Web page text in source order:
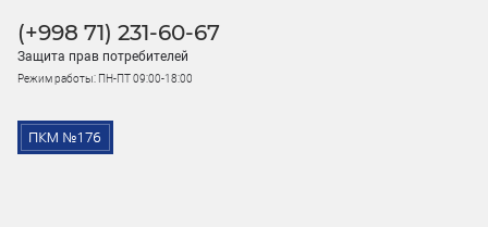
(+998 71) 231-60-67
Защита прав потребителей
Режим работы: ПН-ПТ 09:00-18:00